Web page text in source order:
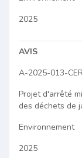
2025
Document PDF
AVIS
A-2025-013-
Projet d'arrêté
des déchets de
Environnement
2025